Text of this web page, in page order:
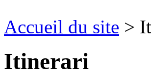
Accueil du site >
Itinerari